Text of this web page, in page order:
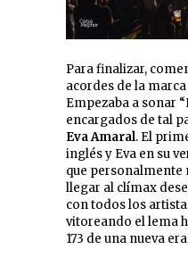
Para finalizar,
acordes de la
Empezaba a sonar
encargados de tal
EvaAmaral. El
inglés y Eva en su
que personalmente
llegar al clímax
con todos los
vitoreando el lema
173 de una nueva